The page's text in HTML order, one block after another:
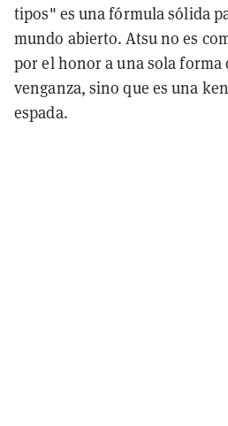
tipos" es una fórmula sólida
mundo abierto. Atsu no es
por el honor a una sola forma
venganza, sino que es una
espada.